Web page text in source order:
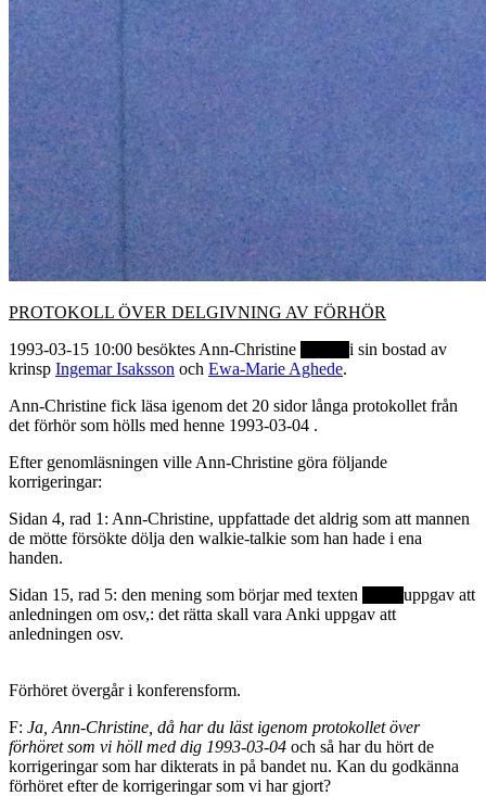
PROTOKOLL ÖVER DELGIVNING AV FÖRHÖR
1993-03-15 10:00 besöktes Ann-Christine
i sin bostad av
krinsp Ingemar Isaksson och Ewa-Marie Aghede.
Ann-Christine fick läsa igenom det 20 sidor långa protokollet från
det förhör som hölls med henne 1993-03-04 .
Efter genomläsningen ville Ann-Christine göra följande
korrigeringar:
Sidan 4, rad 1: Ann-Christine, uppfattade det aldrig som att mannen
de mötte försökte dölja den walkie-talkie som han hade i ena
handen.
Sidan 15, rad 5: den mening som börjar med texten
uppgav att
anledningen om osv,: det rätta skall vara Anki uppgav att
anledningen osv.
Förhöret övergår i konferensform.
F: Ja, Ann-Christine, då har du läst igenom protokollet över
förhöret som vi höll med dig 1993-03-04 och så har du hört de
korrigeringar som har dikterats in på bandet nu. Kan du godkänna
förhöret efter de korrigeringar som vi har gjort?